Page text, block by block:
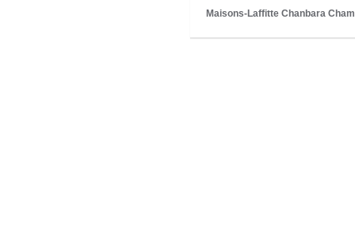
Maisons-Laffitte Chanbara